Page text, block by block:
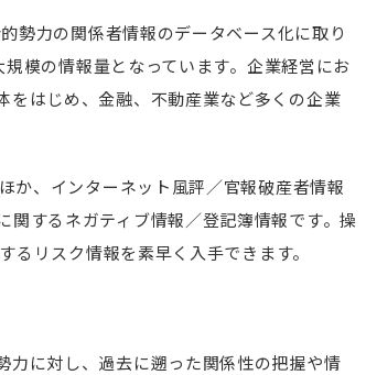
勢力の関係者情報のデータベース化に取り
模の情報量となっています。企業経営にお
をはじめ、金融、不動産業など多くの企業
か、インターネット風評／官報破産者情報
するネガティブ情報／登記簿情報です。操
リスク情報を素早く入手できます。
に対し、過去に遡った関係性の把握や情